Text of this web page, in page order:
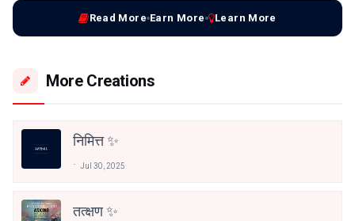
Read More Earn More Learn More
More Creations
निमित्त ✨
Jul 30, 2025
तत्क्षण ✨